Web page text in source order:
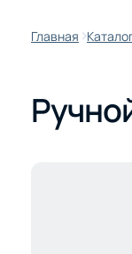
Главная